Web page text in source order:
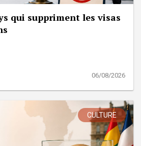
qui suppriment les visas
06/08/2026
CULTURE